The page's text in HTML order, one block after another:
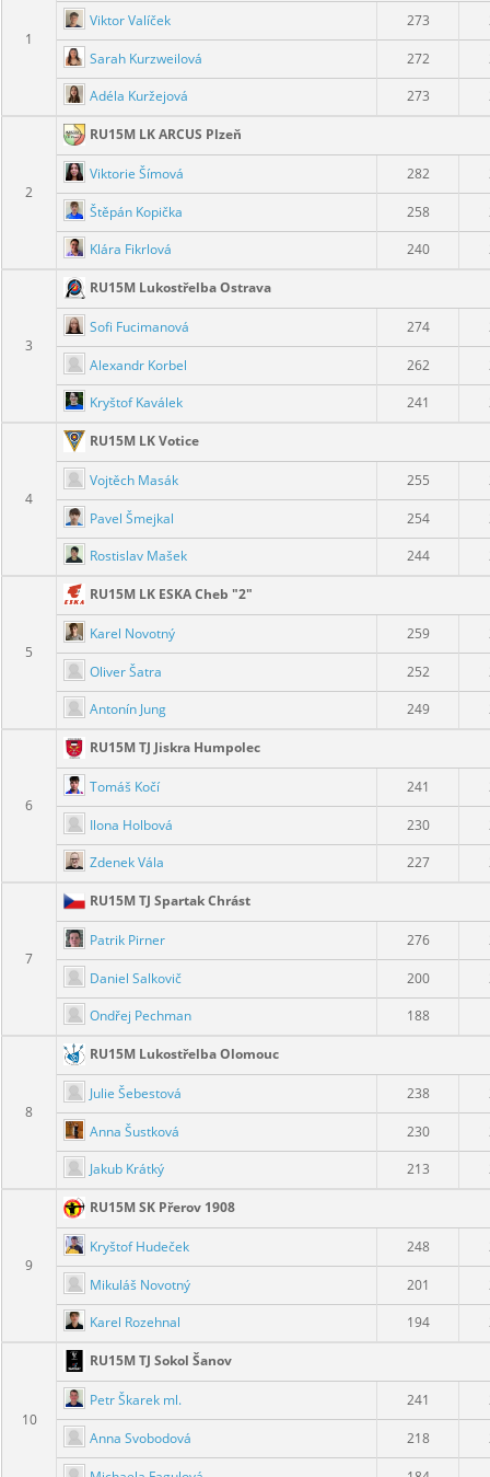
1
Viktor Valíček 273
Sarah Kurzweilová 272
Adéla Kuržejová
273
2
RU15M LK ARCUS Plzeň
Viktorie Šímová 282
Štěpán Kopička 258
Klára Fikrlová
240
3
RU15M Lukostřelba Ostrava
Sofi Fucimanová 274
Alexandr Korbel 262
Kryštof Kaválek
241
4
RU15M LK Votice
Vojtěch Masák 255
Pavel Šmejkal 254
Rostislav Mašek
244
5
RU15M LK ESKA Cheb "2"
Karel Novotný 259
Oliver Šatra 252
Antonín Jung
249
6
RU15M TJ Jiskra Humpolec
Tomáš Kočí 241
Ilona Holbová 230
Zdenek Vála
227
7
RU15M TJ Spartak Chrást
Patrik Pirner 276
Daniel Salkovič 200
Ondřej Pechman
188
8
RU15M Lukostřelba Olomouc
Julie Šebestová 238
Anna Šustková 230
Jakub Krátký
213
9
RU15M SK Přerov 1908
Kryštof Hudeček 248
Mikuláš Novotný 201
Karel Rozehnal
194
10
RU15M TJ Sokol Šanov
Petr Škarek ml. 241
Anna Svobodová 218